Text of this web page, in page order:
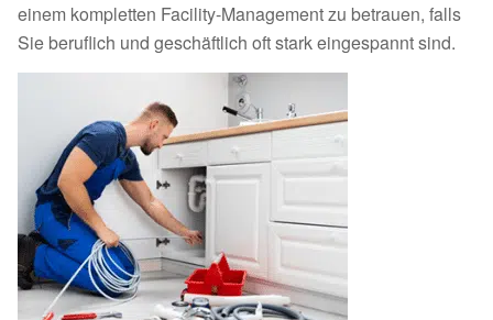
einem kompletten Facility-Management zu betrauen, falls
Sie beruflich und geschäftlich oft stark eingespannt sind.